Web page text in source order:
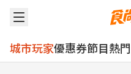
城市玩家優惠券節目熱門